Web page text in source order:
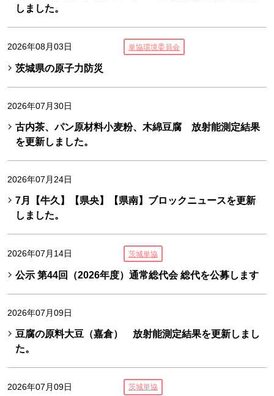
しました。
2026年08月03日 単協環境委員会
茨城県の原子力防災
2026年07月30日
古内茶、パン原材料小麦粉、木綿豆腐 放射能測定結果
を更新しました。
2026年07月24日
7月【牛久】【県央】【県南】ブロックニュースを更新
しました。
2026年07月14日 茨城単協
公示 第44回（2026年度）通常総代会 総代を公募します
2026年07月09日
豆腐の原料大豆（嘉倉） 放射能測定結果を更新しまし
た。
2026年07月09日 茨城単協